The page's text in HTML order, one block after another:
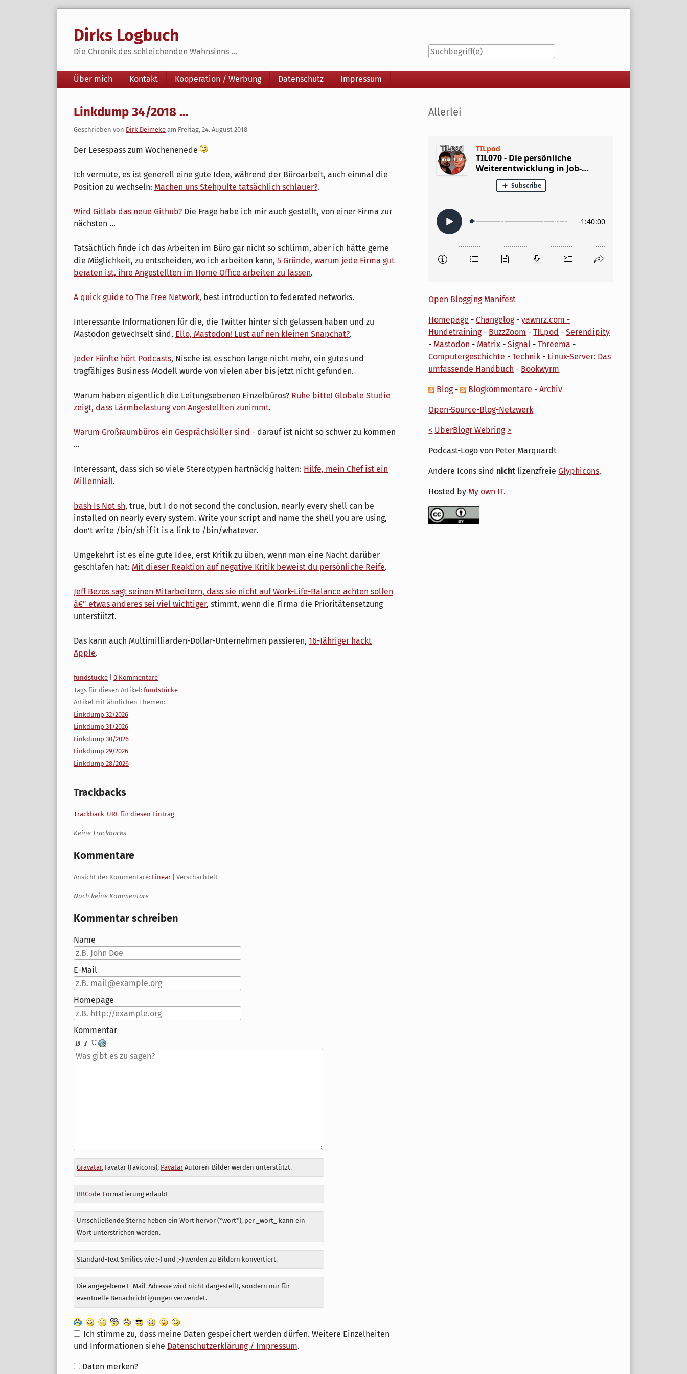
Dirks Logbuch
Die Chronik des schleichenden Wahnsinns ...
Navigation
Über mich Kontakt Kooperation / Werbung Datenschutz Impressum
Linkdump 34/2018 ...
Geschrieben von Dirk Deimeke am Freitag, 24. August 2018
Der Lesespass zum Wochenenede
Ich vermute, es ist generell eine gute Idee, während der Büroarbeit, auch einmal die
Position zu wechseln: Machen uns Stehpulte tatsächlich schlauer?.
Wird Gitlab das neue Github? Die Frage habe ich mir auch gestellt, von einer Firma zur
nächsten ...
Tatsächlich finde ich das Arbeiten im Büro gar nicht so schlimm, aber ich hätte gerne
die Möglichkeit, zu entscheiden, wo ich arbeiten kann, 5 Gründe, warum jede Firma gut
beraten ist, ihre Angestellten im Home Office arbeiten zu lassen.
A quick guide to The Free Network, best introduction to federated networks.
Interessante Informationen für die, die Twitter hinter sich gelassen haben und zu
Mastodon gewechselt sind, Ello, Mastodon! Lust auf nen kleinen Snapchat?.
Jeder Fünfte hört Podcasts, Nische ist es schon lange nicht mehr, ein gutes und
tragfähiges Business-Modell wurde von vielen aber bis jetzt nicht gefunden.
Warum haben eigentlich die Leitungsebenen Einzelbüros? Ruhe bitte! Globale Studie
zeigt, dass Lärmbelastung von Angestellten zunimmt.
Warum Großraumbüros ein Gesprächskiller sind - darauf ist nicht so schwer zu kommen
...
Interessant, dass sich so viele Stereotypen hartnäckig halten: Hilfe, mein Chef ist ein
Millennial!.
bash Is Not sh, true, but I do not second the conclusion, nearly every shell can be
installed on nearly every system. Write your script and name the shell you are using,
don't write /bin/sh if it is a link to /bin/whatever.
Umgekehrt ist es eine gute Idee, erst Kritik zu üben, wenn man eine Nacht darüber
geschlafen hat: Mit dieser Reaktion auf negative Kritik beweist du persönliche Reife.
Jeff Bezos sagt seinen Mitarbeitern, dass sie nicht auf Work-Life-Balance achten sollen
â€” etwas anderes sei viel wichtiger, stimmt, wenn die Firma die Prioritätensetzung
unterstützt.
Das kann auch Multimilliarden-Dollar-Unternehmen passieren, 16-Jähriger hackt
Apple.
Kategorien:
fundstücke
0 Kommentare
Tags für diesen Artikel: fundstücke
Artikel mit ähnlichen Themen:
Linkdump 32/2026
Linkdump 31/2026
Linkdump 30/2026
Linkdump 29/2026
Linkdump 28/2026
Trackbacks
Trackback-URL für diesen Eintrag
Keine Trackbacks
Kommentare
Ansicht der Kommentare: Linear | Verschachtelt
Noch keine Kommentare
Kommentar schreiben
Name
E-Mail
Homepage
Kommentar
Antwort
zu
Gravatar, Favatar (Favicons), PavatarAutoren-Bilder werden unterstützt.
BBCode-Formatierung erlaubt
Umschließende Sterne heben ein Wort hervor (*wort*), per _wort_ kann ein
Wort unterstrichen werden.
Standard-Text Smilies wie :-) und ;-) werden zu Bildern konvertiert.
Die angegebene E-Mail-Adresse wird nicht dargestellt, sondern nur für
eventuelle Benachrichtigungen verwendet.
Ich stimme zu, dass meine Daten gespeichert werden dürfen. Weitere Einzelheiten
und Informationen siehe Datenschutzerklärung / Impressum.
Formular-
Daten merken?
Seitenleiste
Allerlei
Open Blogging Manifest
Homepage -Changelog-yawnrz.com -
Hundetraining- BuzzZoom -TILpod -Serendipity
- Mastodon - Matrix -Signal -Threema -
Computergeschichte -Technik - Linux-Server: Das
umfassende Handbuch - Bookwyrm
Blog- Blogkommentare -Archiv
Open-Source-Blog-Netzwerk
< UberBlogr Webring >
Podcast-Logo von Peter Marquardt
Andere Icons sind nicht lizenzfreieGlyphicons.
Hosted by My own IT.